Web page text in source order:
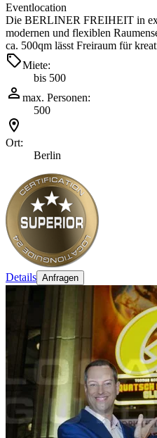
Eventlocation
Die BERLINER FREIHEIT in
modernen und flexiblen
ca. 500qm lässt Freiraum für
Miete:
bis 500
max. Personen:
500
Ort:
Berlin
Details Anfragen